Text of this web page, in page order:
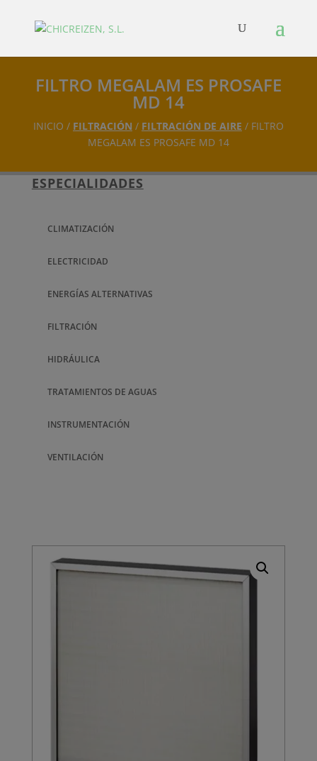
FILTRO MEGALAM ES PROSAFE
MD 14
INICIO / FILTRACIÓN / FILTRACIÓN DE AIRE / FILTRO
MEGALAM ES PROSAFE MD 14
ESPECIALIDADES
CLIMATIZACIÓN
ELECTRICIDAD
ENERGÍAS ALTERNATIVAS
FILTRACIÓN
HIDRÁULICA
TRATAMIENTOS DE AGUAS
INSTRUMENTACIÓN
VENTILACIÓN